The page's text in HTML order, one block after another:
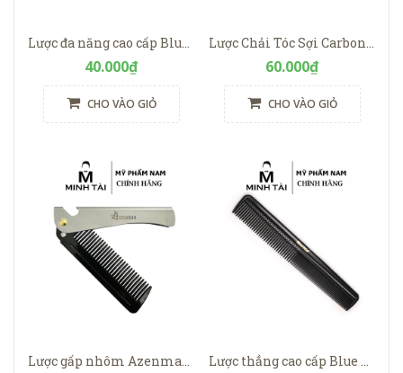
Lược đa năng cao cấp Blue Zoo
40.000₫
CHO VÀO GIỎ
Lược Chải Tóc Sợi Carbon – Chống Tĩnh Điện & Chịu Nhiệt Cao
60.000₫
CHO VÀO GIỎ
Lược gấp nhôm Azenman Men Pocket Comb Lược thẳng cao cấp Blue Zoo